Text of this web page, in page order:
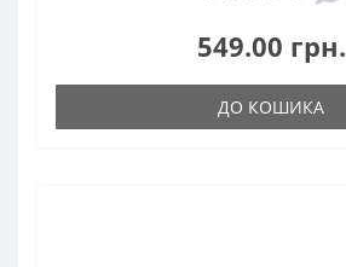
549.00 грн.
ДО КОШИКА